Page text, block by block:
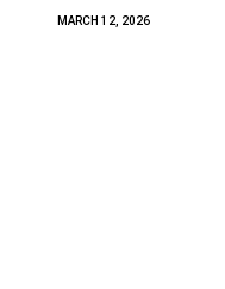
MARCH 12, 2026